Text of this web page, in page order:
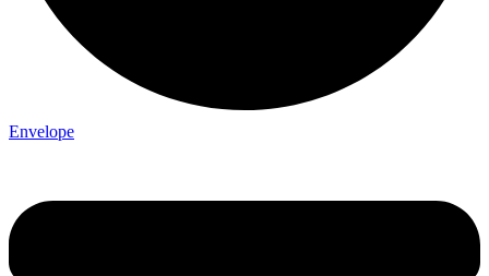
Envelope